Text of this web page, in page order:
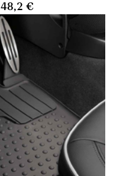
48,2 €